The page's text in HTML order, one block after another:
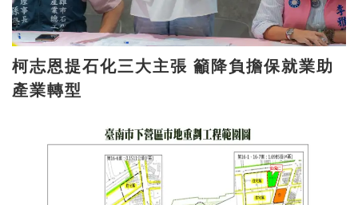
柯志恩提石化三大主張 籲降負擔保就業助
產業轉型